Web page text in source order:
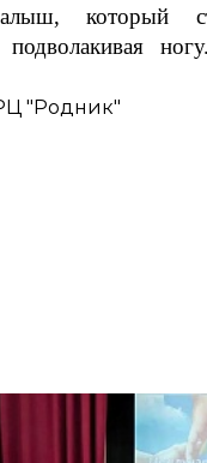
который
подволакивая
"Родник"